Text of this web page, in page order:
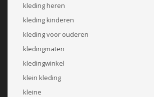
kleding heren
kleding kinderen
kleding voor ouderen
kledingmaten
kledingwinkel
klein kleding
kleine